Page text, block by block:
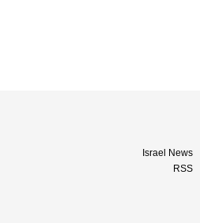
Israel News
RSS